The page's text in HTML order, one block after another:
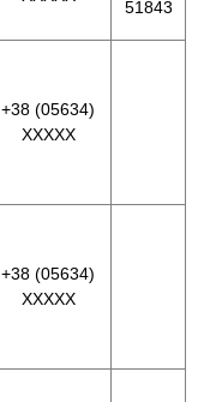
51843
+38 (05634)
XXXXX
+38 (05634)
XXXXX